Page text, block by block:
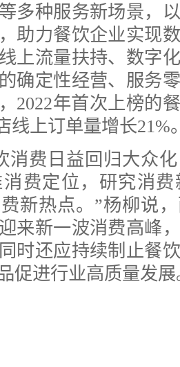
多种服务新场景，
助力餐饮企业实现
上流量扶持、数字
确定性经营、服务
2022年首次上榜的
线上订单量增长21%
费日益回归大众化
费定位，研究消
新热点。”杨柳说
来新一波消费高峰
时还应持续制止餐
促进行业高质量发展